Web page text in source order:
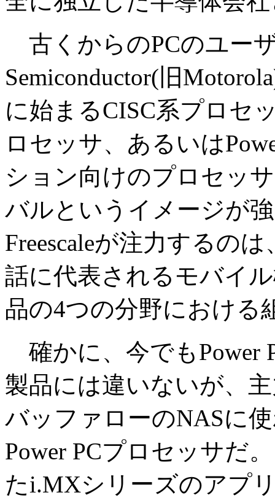
古くからのPCのユー
Semiconductor(旧
に始まるCISC系プロセ
ロセッサ、あるいは
ション向けのプロセッ
バルというイメージが
Freescaleが注力するの
話に代表されるモバイ
品の4つの分野における
確かに、今でもPower
製品には違いないが、
バッファローのNASに
Power PCプロセッサだ
たi.MXシリーズのアプ